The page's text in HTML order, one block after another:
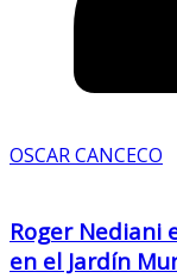
OSCAR CANCECO
Roger Nediani
en el Jardín